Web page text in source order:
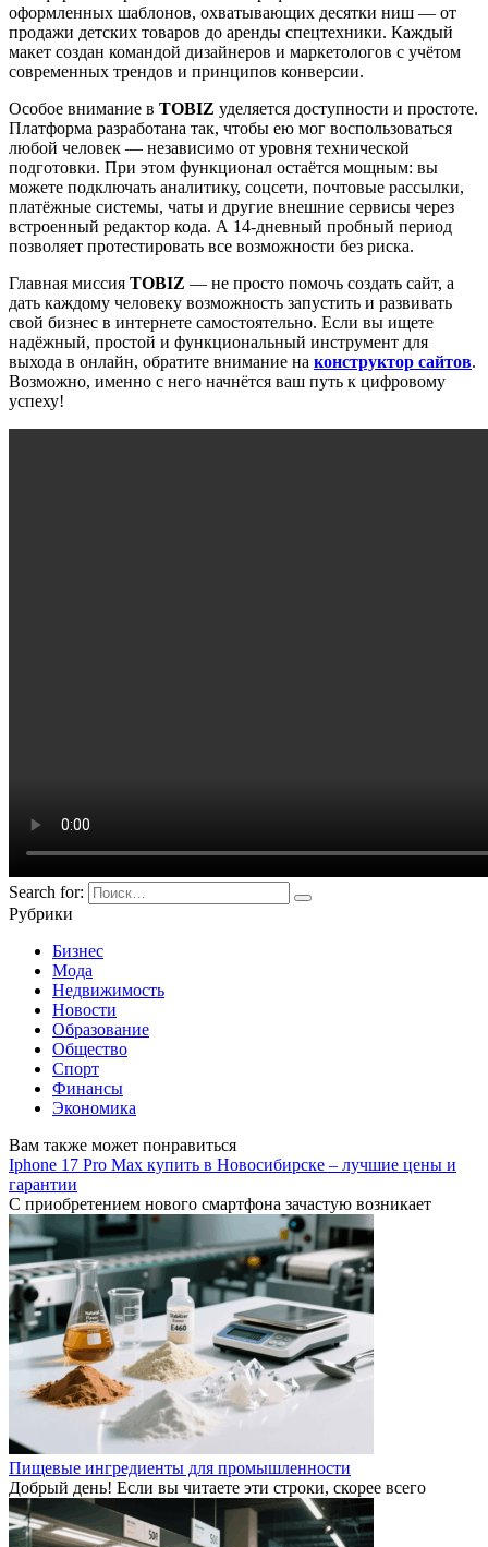
оформленных шаблонов, охватывающих десятки ниш — от
продажи детских товаров до аренды спецтехники. Каждый
макет создан командой дизайнеров и маркетологов с учётом
современных трендов и принципов конверсии.
Особое внимание в TOBIZ уделяется доступности и простоте.
Платформа разработана так, чтобы ею мог воспользоваться
любой человек — независимо от уровня технической
подготовки. При этом функционал остаётся мощным: вы
можете подключать аналитику, соцсети, почтовые рассылки,
платёжные системы, чаты и другие внешние сервисы через
встроенный редактор кода. А 14-дневный пробный период
позволяет протестировать все возможности без риска.
Главная миссия TOBIZ — не просто помочь создать сайт, а
дать каждому человеку возможность запустить и развивать
свой бизнес в интернете самостоятельно. Если вы ищете
надёжный, простой и функциональный инструмент для
выхода в онлайн, обратите внимание на конструктор сайтов.
Возможно, именно с него начнётся ваш путь к цифровому
успеху!
Search for:
Рубрики
Бизнес
Мода
Недвижимость
Новости
Образование
Общество
Спорт
Финансы
Экономика
Вам также может понравиться
Iphone 17 Pro Max купить в Новосибирске – лучшие цены и
гарантии
С приобретением нового смартфона зачастую возникает
Пищевые ингредиенты для промышленности
Добрый день! Если вы читаете эти строки, скорее всего